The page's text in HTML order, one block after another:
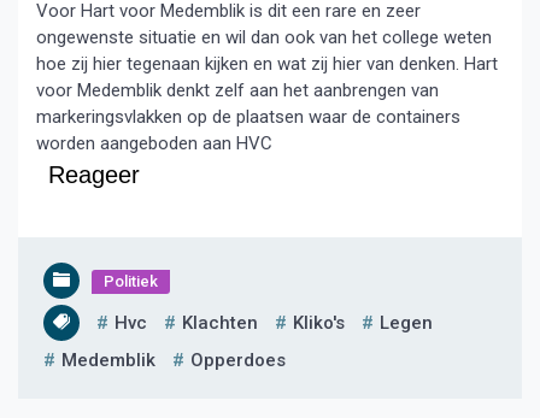
Voor Hart voor Medemblik is dit een rare en zeer
ongewenste situatie en wil dan ook van het college weten
hoe zij hier tegenaan kijken en wat zij hier van denken. Hart
voor Medemblik denkt zelf aan het aanbrengen van
markeringsvlakken op de plaatsen waar de containers
worden aangeboden aan HVC
Reageer
Politiek
Hvc Klachten Kliko's
Legen
Medemblik
Opperdoes